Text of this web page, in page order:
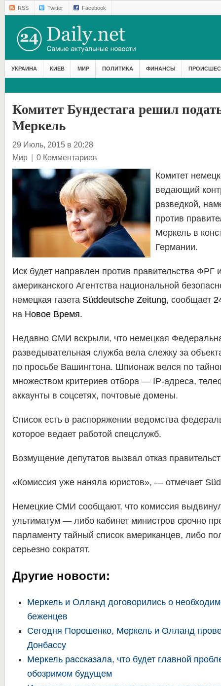
RSS Twitter Facebook
УКРАИНА КИЕВ МИР ПОЛИТИКА ФИНАНСЫ
Комитет Бундестага решил
Меркель
29 Июль, 2015 в 20:28
Мир | 0 Комментариев
Комитет
ведающий
разведкой,
против
Меркель в
Германии.
Иск будет направлен против правительства ФРГ
американского Агентства национальной
немецкая газета Süddeutsche Zeitung, сообщает
на Новое Время.
Недавно СМИ вскрыли, что немецкая
разведывательная служба вела слежку за
по просьбе Вашингтона. Шпионаж велся по
множеством критериев отбора — ІP-адреса,
аккаунты в соцсетях, почтовые домены.
Список есть в распоряжении ведомства
которое ведает работой спецслужб.
Возмущение депутатов вызвал отказ
«Комиссия уже наняла юристов», — отмечает
Немецкие СМИ сообщают, что комиссия
ультиматум — либо кабинет министров срочно
парламенту тайный список американцев, либо
серьезно сократят.
Другие новости:
Меркель и Олланд договорились о
беженцев
Сегодня Порошенко, Меркель и Олланд
Донбассу
Меркель рассказала, что будет главной
обозримом будущем